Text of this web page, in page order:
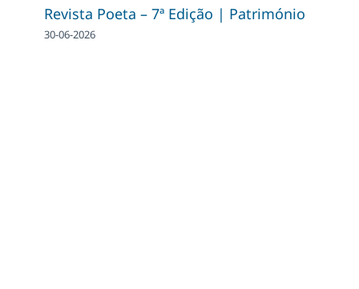
Revista Poeta – 7ª Edição | Património
30-06-2026